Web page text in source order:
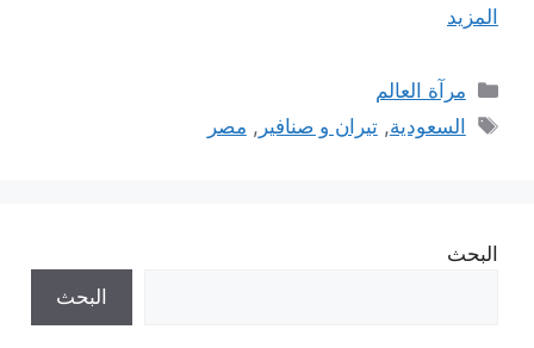
المزيد
التصنيفات
مرآة العالم
الوسوم
السعودية,تيران و صنافير , مصر
البحث
البحث